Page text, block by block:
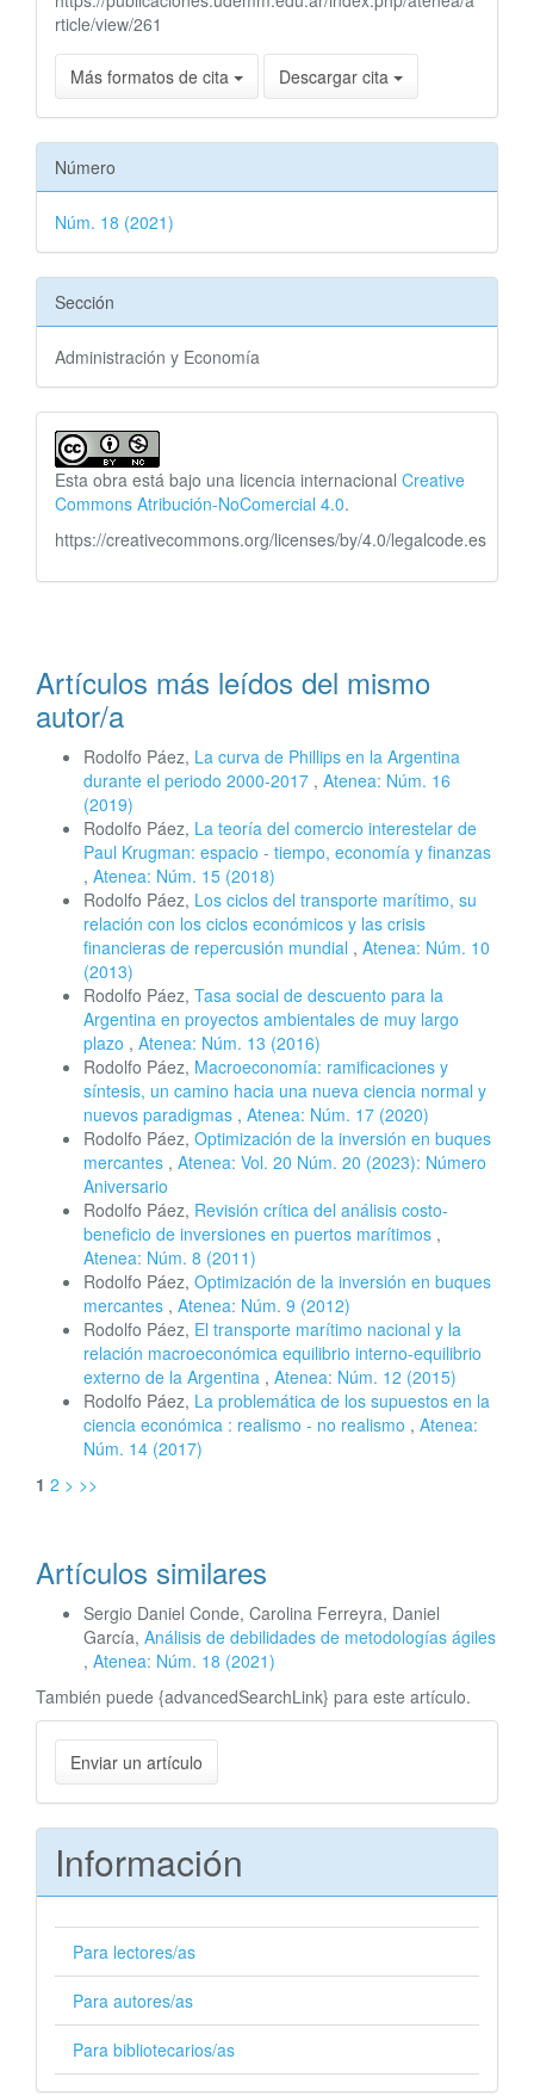
rticle/view/261
Más formatos de cita Descargar cita
Número
Núm. 18 (2021)
Sección
Administración y Economía
Esta obra está bajo una licencia internacional Creative
Commons Atribución-NoComercial 4.0.
https://creativecommons.org/licenses/by/4.0/legalcode.es
Artículos más leídos del mismo
autor/a
Rodolfo Páez, La curva de Phillips en la Argentina
durante el periodo 2000-2017 , Atenea: Núm. 16
(2019)
Rodolfo Páez, La teoría del comercio interestelar de
Paul Krugman: espacio - tiempo, economía y finanzas
, Atenea: Núm. 15 (2018)
Rodolfo Páez, Los ciclos del transporte marítimo, su
relación con los ciclos económicos y las crisis
financieras de repercusión mundial , Atenea: Núm. 10
(2013)
Rodolfo Páez, Tasa social de descuento para la
Argentina en proyectos ambientales de muy largo
plazo , Atenea: Núm. 13 (2016)
Rodolfo Páez, Macroeconomía: ramificaciones y
síntesis, un camino hacia una nueva ciencia normal y
nuevos paradigmas , Atenea: Núm. 17 (2020)
Rodolfo Páez, Optimización de la inversión en buques
mercantes , Atenea: Vol. 20 Núm. 20 (2023): Número
Aniversario
Rodolfo Páez, Revisión crítica del análisis costo-
beneficio de inversiones en puertos marítimos ,
Atenea: Núm. 8 (2011)
Rodolfo Páez, Optimización de la inversión en buques
mercantes , Atenea: Núm. 9 (2012)
Rodolfo Páez, El transporte marítimo nacional y la
relación macroeconómica equilibrio interno-equilibrio
externo de la Argentina , Atenea: Núm. 12 (2015)
Rodolfo Páez, La problemática de los supuestos en la
ciencia económica : realismo - no realismo , Atenea:
Núm. 14 (2017)
1 2 > >>
Artículos similares
Sergio Daniel Conde, Carolina Ferreyra, Daniel
García, Análisis de debilidades de metodologías ágiles
, Atenea: Núm. 18 (2021)
También puede {advancedSearchLink} para este artículo.
Enviar
un
artículo
Enviar un artículo
Información
Para lectores/as
Para autores/as
Para bibliotecarios/as